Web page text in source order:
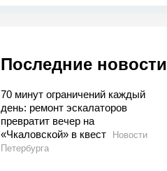
Последние новости
70 минут ограничений каждый
день: ремонт эскалаторов
превратит вечер на
«Чкаловской» в квест
Новости
Петербурга